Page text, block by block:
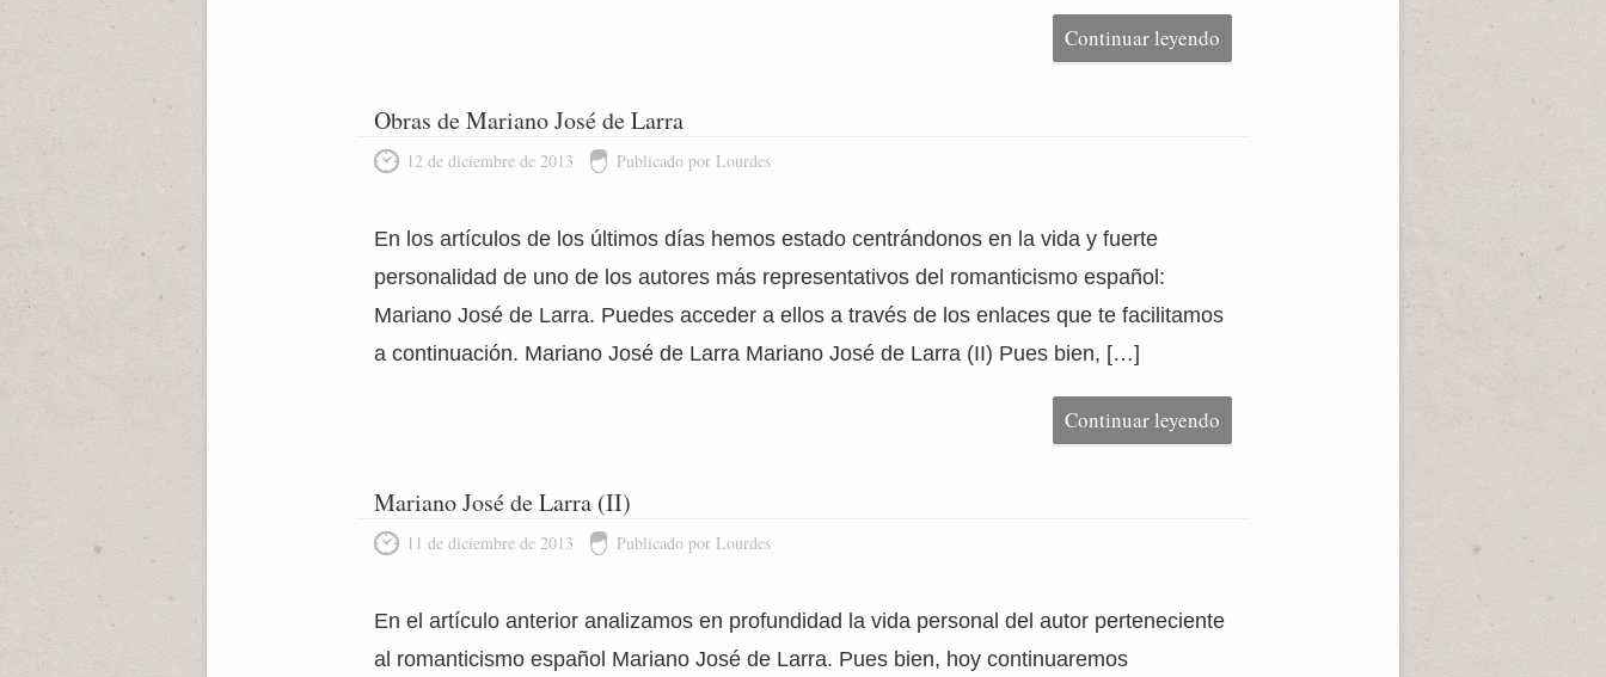
Continuar leyendo
Obras de Mariano José de Larra
12 de diciembre de 2013 Publicado por Lourdes
En los artículos de los últimos días hemos estado centrándonos en la vida y fuerte
personalidad de uno de los autores más representativos del romanticismo español:
Mariano José de Larra. Puedes acceder a ellos a través de los enlaces que te facilitamos
a continuación. Mariano José de Larra Mariano José de Larra (II) Pues bien, […]
Continuar leyendo
Mariano José de Larra (II)
11 de diciembre de 2013 Publicado por Lourdes
En el artículo anterior analizamos en profundidad la vida personal del autor perteneciente
al romanticismo español Mariano José de Larra. Pues bien, hoy continuaremos